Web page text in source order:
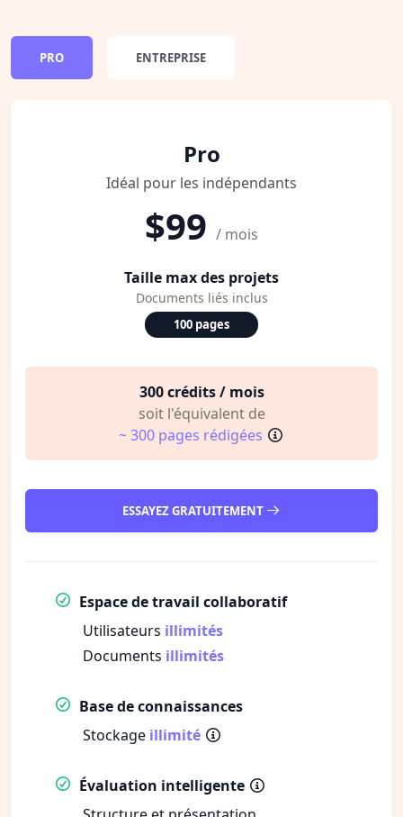
PRO ENTREPRISE
Pro
Idéal pour les indépendants
$99 / mois
Taille max des projets
Documents liés inclus
100 pages
300 crédits / mois
soit l'équivalent de
~ 300 pages rédigées
ESSAYEZ GRATUITEMENT
Espace de travail collaboratif
Utilisateurs illimités
Documents illimités
Base de connaissances
Stockage illimité
Évaluation intelligente